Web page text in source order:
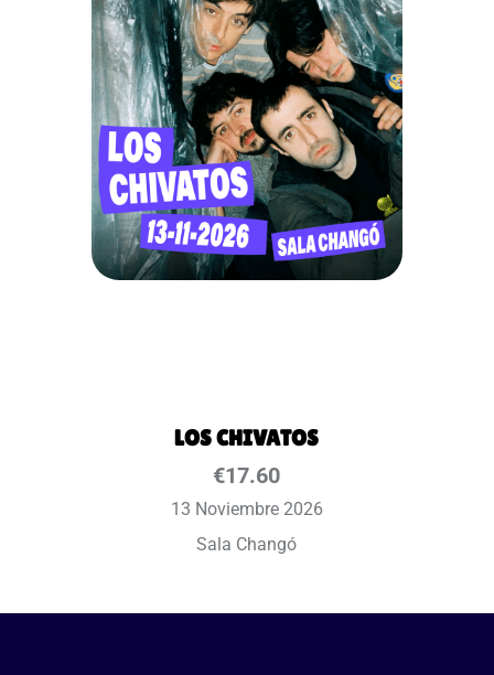
LOS CHIVATOS
€17.60
13 Noviembre 2026
Sala Changó